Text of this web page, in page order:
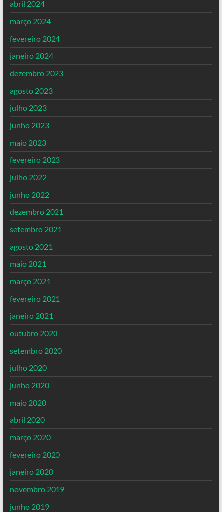
abril 2024
março 2024
fevereiro 2024
janeiro 2024
dezembro 2023
agosto 2023
julho 2023
junho 2023
maio 2023
fevereiro 2023
julho 2022
junho 2022
dezembro 2021
setembro 2021
agosto 2021
maio 2021
março 2021
fevereiro 2021
janeiro 2021
outubro 2020
setembro 2020
julho 2020
junho 2020
maio 2020
abril 2020
março 2020
fevereiro 2020
janeiro 2020
novembro 2019
junho 2019